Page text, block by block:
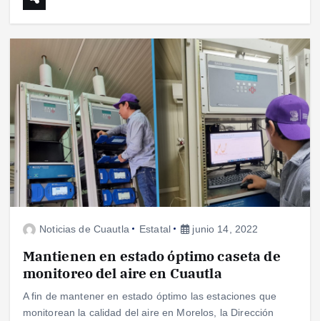
Noticias de Cuautla Estatal junio 14, 2022
Mantienen en estado óptimo caseta de
monitoreo del aire en Cuautla
A fin de mantener en estado óptimo las estaciones que
monitorean la calidad del aire en Morelos, la Dirección